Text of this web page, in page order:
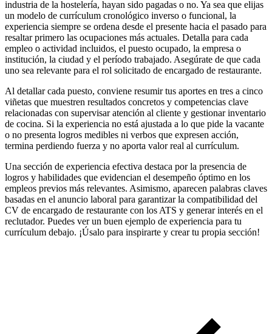
industria de la hostelería, hayan sido pagadas o no. Ya sea que elijas
un modelo de currículum cronológico inverso o funcional, la
experiencia siempre se ordena desde el presente hacia el pasado para
resaltar primero las ocupaciones más actuales. Detalla para cada
empleo o actividad incluidos, el puesto ocupado, la empresa o
institución, la ciudad y el período trabajado. Asegúrate de que cada
uno sea relevante para el rol solicitado de encargado de restaurante.
Al detallar cada puesto, conviene resumir tus aportes en tres a cinco
viñetas que muestren resultados concretos y competencias clave
relacionadas con supervisar atención al cliente y gestionar inventario
de cocina. Si la experiencia no está ajustada a lo que pide la vacante
o no presenta logros medibles ni verbos que expresen acción,
termina perdiendo fuerza y no aporta valor real al currículum.
Una sección de experiencia efectiva destaca por la presencia de
logros y habilidades que evidencian el desempeño óptimo en los
empleos previos más relevantes. Asimismo, aparecen palabras claves
basadas en el anuncio laboral para garantizar la compatibilidad del
CV de encargado de restaurante con los ATS y generar interés en el
reclutador. Puedes ver un buen ejemplo de experiencia para tu
currículum debajo. ¡Úsalo para inspirarte y crear tu propia sección!